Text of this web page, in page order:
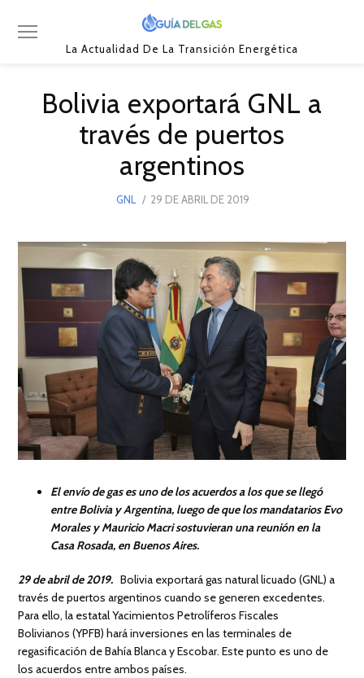
La Actualidad De La Transición Energética
Bolivia exportará GNL a
través de puertos
argentinos
GNL
POSTED
29 DE ABRIL DE 2019
DE
2019
El envío de gas es uno de los acuerdos a los que se llegó
entre Bolivia y Argentina, luego de que los mandatarios Evo
Morales y Mauricio Macri sostuvieran una reunión en la
Casa Rosada, en Buenos Aires.
29 de abril de 2019. Bolivia exportará gas natural licuado (GNL) a
través de puertos argentinos cuando se generen excedentes.
Para ello, la estatal Yacimientos Petrolíferos Fiscales
Bolivianos (YPFB) hará inversiones en las terminales de
regasificación de Bahía Blanca y Escobar. Este punto es uno de
los acuerdos entre ambos países.